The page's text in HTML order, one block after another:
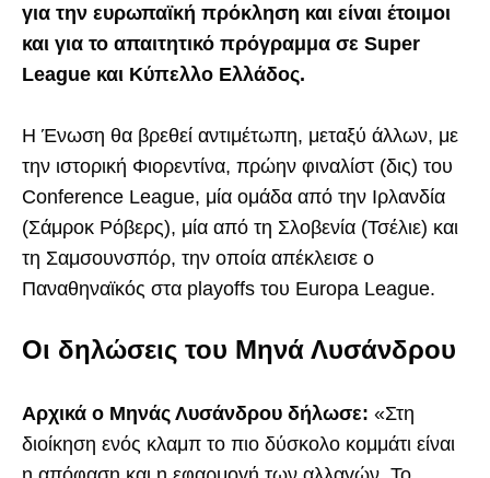
για την ευρωπαϊκή πρόκληση και είναι έτοιμοι
και για το απαιτητικό πρόγραμμα σε Super
League και Κύπελλο Ελλάδος.
Η Ένωση θα βρεθεί αντιμέτωπη, μεταξύ άλλων, με
την ιστορική Φιορεντίνα, πρώην φιναλίστ (δις) του
Conference League, μία ομάδα από την Ιρλανδία
(Σάμροκ Ρόβερς), μία από τη Σλοβενία (Τσέλιε) και
τη Σαμσουνσπόρ, την οποία απέκλεισε ο
Παναθηναϊκός στα playoffs του Europa League.
Οι δηλώσεις του Μηνά Λυσάνδρου
Αρχικά ο Μηνάς Λυσάνδρου δήλωσε: «Στη
διοίκηση ενός κλαμπ το πιο δύσκολο κομμάτι είναι